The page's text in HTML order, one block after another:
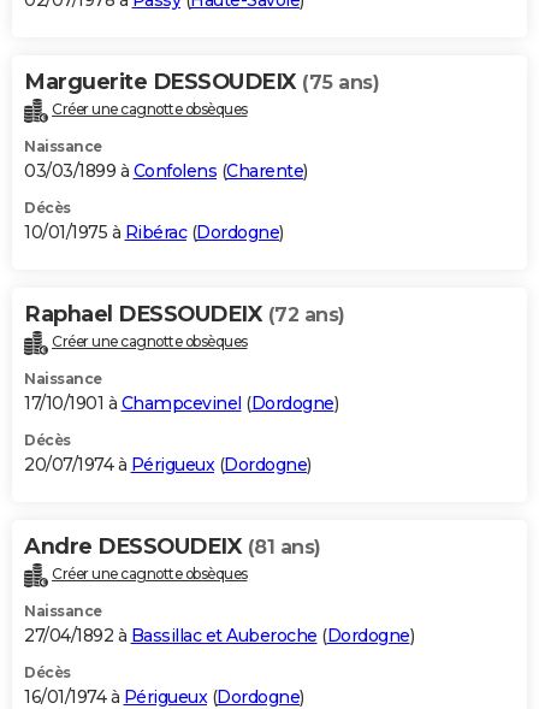
Marguerite DESSOUDEIX (75 ans)
Créer une cagnotte obsèques
Naissance
03/03/1899 à Confolens (Charente)
Décès
10/01/1975 à Ribérac(Dordogne)
Raphael DESSOUDEIX (72 ans)
Créer une cagnotte obsèques
Naissance
17/10/1901 à Champcevinel (Dordogne)
Décès
20/07/1974 à Périgueux(Dordogne)
Andre DESSOUDEIX (81 ans)
Créer une cagnotte obsèques
Naissance
27/04/1892 à Bassillac et Auberoche (Dordogne)
Décès
16/01/1974 à Périgueux(Dordogne)